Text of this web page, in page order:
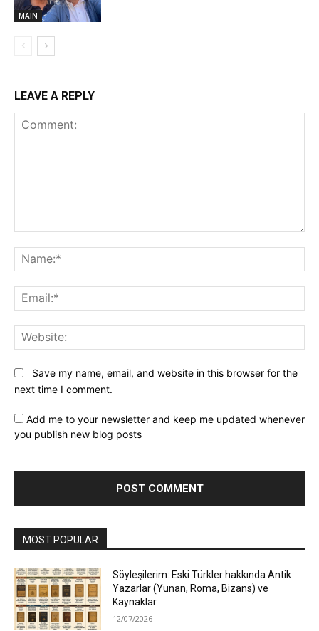
MAIN
LEAVE A REPLY
Save my name, email, and website in this browser for the
next time I comment.
Add me to your newsletter and keep me updated whenever
you publish new blog posts
MOST POPULAR
Söyleşilerim: Eski Türkler hakkında Antik
Yazarlar (Yunan, Roma, Bizans) ve
Kaynaklar
12/07/2026